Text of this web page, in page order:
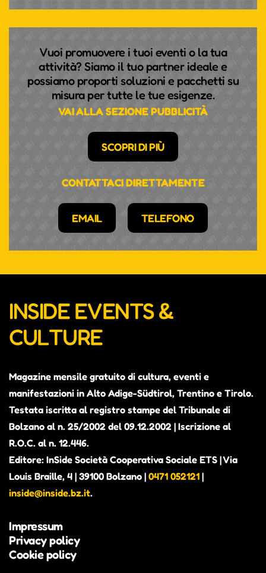
Vuoi promuovere i tuoi eventi o la tua
attività? Siamo il tuo partner ideale e
possiamo proporti soluzioni e pacchetti su
misura per tutte le tue esigenze.
VAI ALLA SEZIONE PUBBLICITÀ
SCOPRI DI PIÙ
CONTATTACI DIRETTAMENTE
EMAIL TELEFONO
INSIDE EVENTS &
CULTURE
Magazine mensile gratuito di cultura, eventi e
manifestazioni in Alto Adige-Südtirol, Trentino e Tirolo.
Testata iscritta al registro stampe del Tribunale di
Bolzano al n. 25/2002 del 09.12.2002 | Iscrizione al
R.O.C. al n. 12.446.
Editore: InSide Società Cooperativa Sociale ETS | Via
Louis Braille, 4 | 39100 Bolzano | 0471 052121 |
inside@inside.bz.it.
Impressum
Privacy policy
Cookie policy